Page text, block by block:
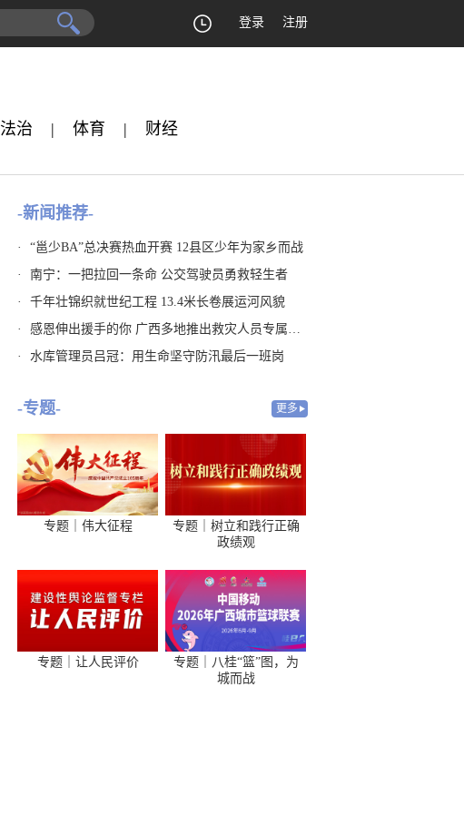
登录 注册
法治 | 体育 | 财经
-新闻推荐-
·
“邕少BA”总决赛热血开赛 12县区少年为家乡而战
·
南宁：一把拉回一条命 公交驾驶员勇救轻生者
·
千年壮锦织就世纪工程 13.4米长卷展运河风貌
·
感恩伸出援手的你 广西多地推出救灾人员专属福利
·
水库管理员吕冠：用生命坚守防汛最后一班岗
-专题- 更多
专题｜伟大征程
专题｜树立和践行正确
政绩观
专题｜让人民评价
专题｜八桂“篮”图，为
城而战